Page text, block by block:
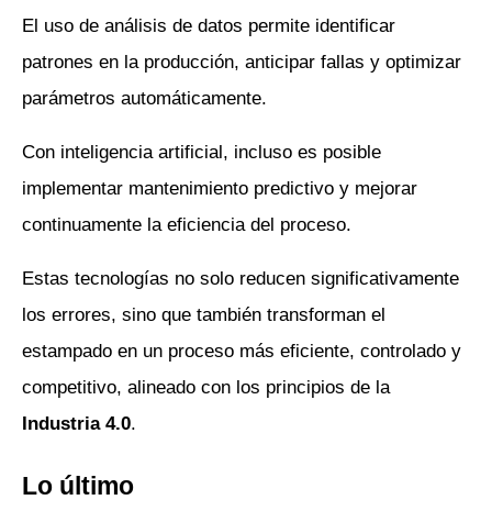
El uso de análisis de datos permite identificar
patrones en la producción, anticipar fallas y optimizar
parámetros automáticamente.
Con inteligencia artificial, incluso es posible
implementar mantenimiento predictivo y mejorar
continuamente la eficiencia del proceso.
Estas tecnologías no solo reducen significativamente
los errores, sino que también transforman el
estampado en un proceso más eficiente, controlado y
Industria 4.0.
Lo último